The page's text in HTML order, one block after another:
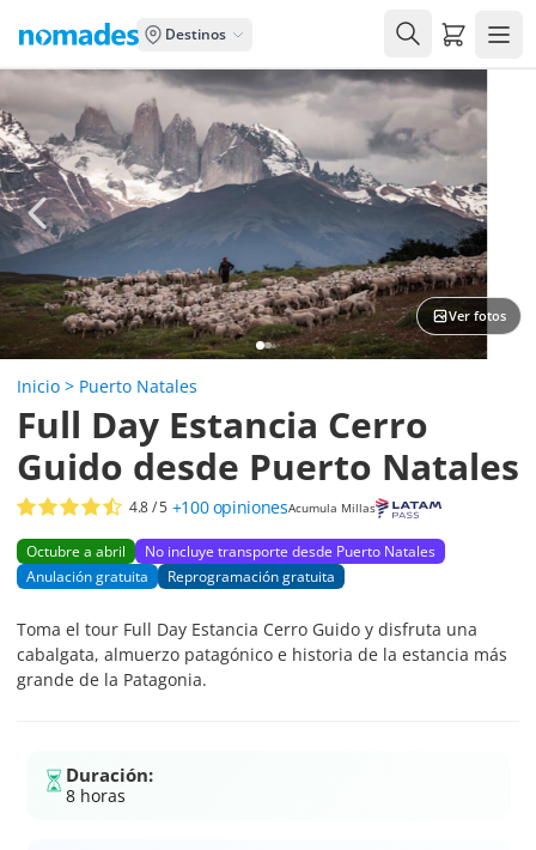
Destinos Carrito
Ver fotos
Inicio > Puerto Natales
Full Day Estancia Cerro
Guido desde Puerto Natales
4.8/ 5 +100 opinionesAcumula Millas
Octubre a abril
No incluye transporte desde Puerto Natales
Anulación gratuita
Reprogramación gratuita
Toma el tour Full Day Estancia Cerro Guido y disfruta una
cabalgata, almuerzo patagónico e historia de la estancia más
grande de la Patagonia.
Duración:
8 horas